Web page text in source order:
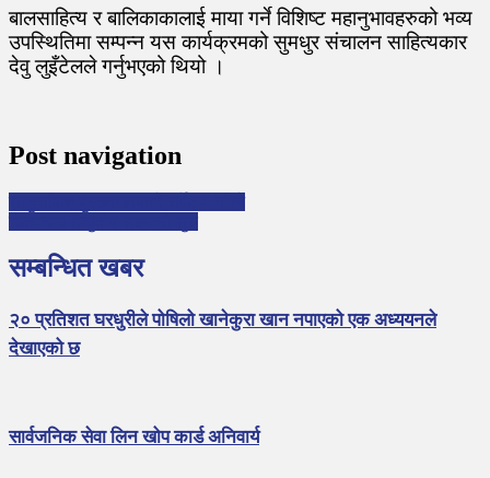
बालसाहित्य र बालिकाकालाई माया गर्ने विशिष्ट महानुभावहरुको भव्य
उपस्थितिमा सम्पन्न यस कार्यक्रमको सुमधुर संचालन साहित्यकार
देवु लुइँटेलले गर्नुभएको थियो ।
Post navigation
सम्बन्धित खबर
२० प्रतिशत घरधुरीले पोषिलो खानेकुरा खान नपाएको एक अध्ययनले
देखाएको छ
सार्वजनिक सेवा लिन खोप कार्ड अनिवार्य